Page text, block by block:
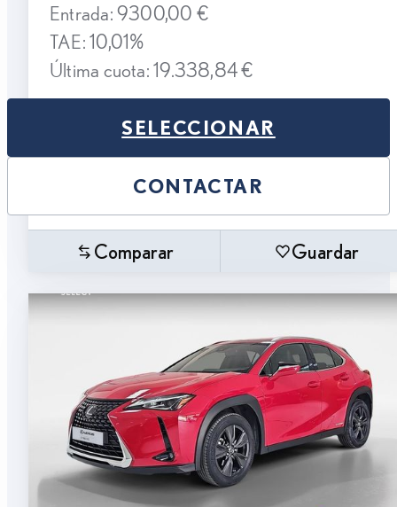
Entrada: 9300,00 €
TAE: 10,01%
Última cuota: 19.338,84 €
SELECCIONAR
CONTACTAR
Comparar Guardar